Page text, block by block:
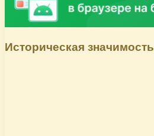
Историческая значимость